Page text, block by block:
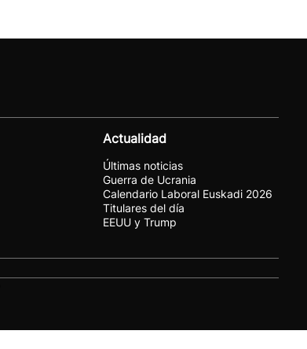
Actualidad
Últimas noticias
Guerra de Ucrania
Calendario Laboral Euskadi 2026
Titulares del día
EEUU y Trump